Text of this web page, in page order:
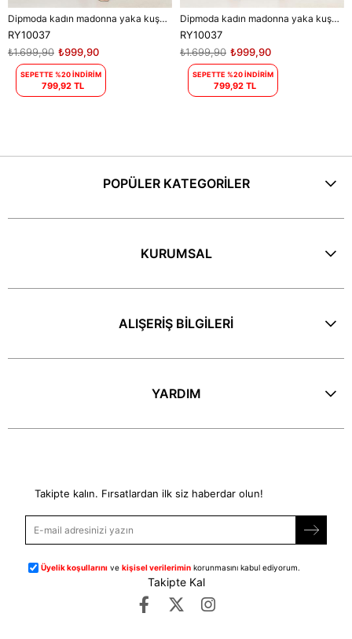
Dipmoda kadın madonna yaka kuşaklı desenli şifon elbise RY10037
RY10037
₺999,90
₺1.699,90
SEPETTE %20 İNDİRİM
799,92 TL
Dipmoda kadın madonna yaka kuşaklı desenli şifon elbise RY10037
RY10037
₺999,90
₺1.699,90
SEPETTE %20 İNDİRİM
799,92 TL
POPÜLER KATEGORİLER
KURUMSAL
ALIŞERİŞ BİLGİLERİ
YARDIM
Takipte kalın. Fırsatlardan ilk siz haberdar olun!
Üyelik koşullarını vekişisel verilerimin korunmasını kabul ediyorum.
Takipte Kal